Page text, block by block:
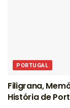
PORTUGAL
Filigrana,
História de